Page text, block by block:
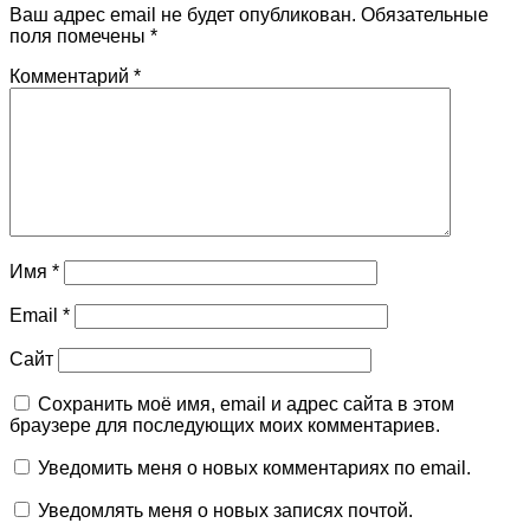
Ваш адрес email не будет опубликован. Обязательные
поля помечены *
Комментарий *
Имя *
Email *
Сайт
Сохранить моё имя, email и адрес сайта в этом
браузере для последующих моих комментариев.
Уведомить меня о новых комментариях по email.
Уведомлять меня о новых записях почтой.